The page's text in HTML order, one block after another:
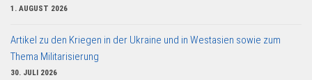
1. AUGUST 2026
Artikel zu den Kriegen in der Ukraine und in Westasien sowie zum
Thema Militarisierung
30. JULI 2026